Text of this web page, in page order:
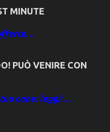
MINUTE
PUÒ VENIRE CON
cane: leggi:…